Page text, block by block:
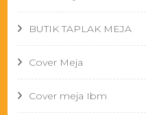
BUTIK TAPLAK MEJA
Cover Meja
Cover meja Ibm